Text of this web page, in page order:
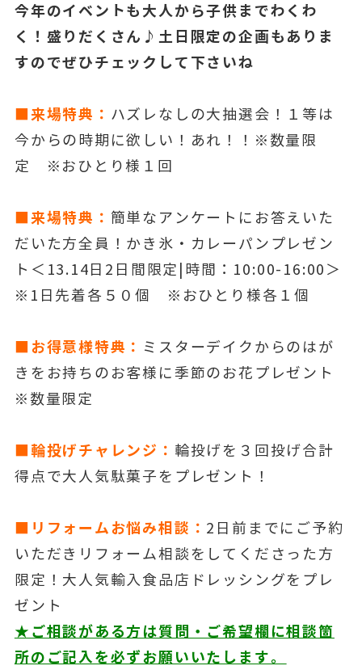
今年のイベントも大人から子供までわくわ
く！盛りだくさん♪ 土日限定の企画もありま
すのでぜひチェックして下さいね
■来場特典： ハズレなしの大抽選会！１等は
今からの時期に欲しい！あれ！！※数量限
定 ※おひとり様１回
■来場特典： 簡単なアンケートにお答えいた
だいた方全員！かき氷・カレーパンプレゼン
ト＜13.14日2日間限定|時間：10:00-16:00＞
※1日先着各５０個 ※おひとり様各１個
■お得意様特典： ミスターデイクからのはが
きをお持ちのお客様に季節のお花プレゼント
※数量限定
■輪投げチャレンジ： 輪投げを３回投げ合計
得点で大人気駄菓子をプレゼント！
■リフォームお悩み相談： 2日前までにご予約
いただきリフォーム相談をしてくださった方
限定！大人気輸入食品店ドレッシングをプレ
ゼント
★ご相談がある方は質問・ご希望欄に相談箇
所のご記入を必ずお願いいたします。